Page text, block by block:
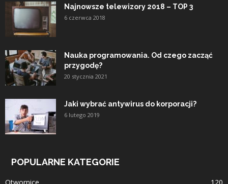
Najnowsze telewizory 2018 – TOP 3
6 czerwca 2018
Nauka programowania. Od czego zacząć
przygodę?
20 stycznia 2021
Jaki wybrać antywirus do korporacji?
6 lutego 2019
POPULARNE KATEGORIE